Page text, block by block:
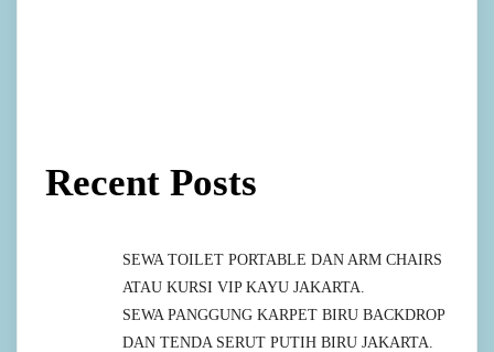
Recent Posts
SEWA TOILET PORTABLE DAN ARM CHAIRS
ATAU KURSI VIP KAYU JAKARTA.
SEWA PANGGUNG KARPET BIRU BACKDROP
DAN TENDA SERUT PUTIH BIRU JAKARTA.